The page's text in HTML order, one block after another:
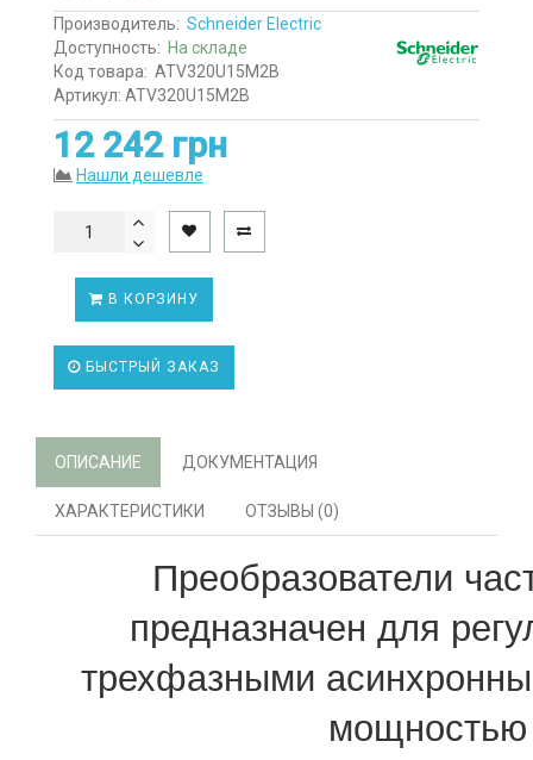
Производитель: Schneider Electric
Доступность: На складе
Код товара: ATV320U15M2B
Артикул: ATV320U15M2B
12 242 грн
Нашли дешевле
В КОРЗИНУ
БЫСТРЫЙ ЗАКАЗ
ОПИСАНИЕ ДОКУМЕНТАЦИЯ
ХАРАКТЕРИСТИКИ ОТЗЫВЫ (0)
Преобразователи
предназначен для
трехфазными
мощностью